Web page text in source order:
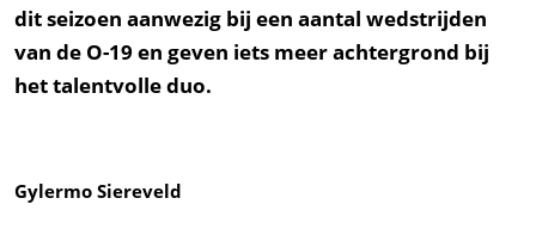
dit seizoen aanwezig bij een aantal wedstrijden
van de O-19 en geven iets meer achtergrond bij
het talentvolle duo.
Gylermo Siereveld